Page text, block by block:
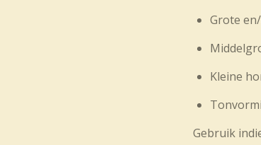
Grote
Kleine
Gebruik